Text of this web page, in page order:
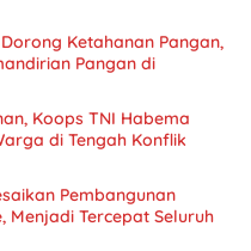
Ketahanan Pangan,
Pangan di
Koops TNI Habema
di Tengah Konflik
Pembangunan
Menjadi Tercepat Seluruh